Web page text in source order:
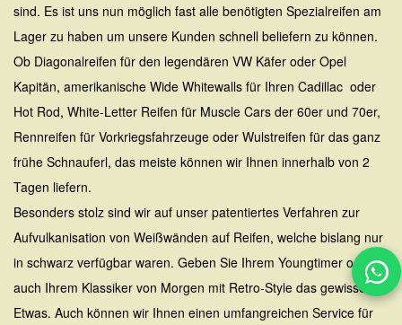
sind. Es ist uns nun möglich fast alle benötigten Spezialreifen am
Lager zu haben um unsere Kunden schnell beliefern zu können.
Ob Diagonalreifen für den legendären VW Käfer oder Opel
Kapitän, amerikanische Wide Whitewalls für Ihren Cadillac oder
Hot Rod, White-Letter Reifen für Muscle Cars der 60er und 70er,
Rennreifen für Vorkriegsfahrzeuge oder Wulstreifen für das ganz
frühe Schnauferl, das meiste können wir Ihnen innerhalb von 2
Tagen liefern.
Besonders stolz sind wir auf unser patentiertes Verfahren zur
Aufvulkanisation von Weißwänden auf Reifen, welche bislang nur
in schwarz verfügbar waren. Geben Sie Ihrem Youngtimer oder
auch Ihrem Klassiker von Morgen mit Retro-Style das gewisse
Etwas. Auch können wir Ihnen einen umfangreichen Service für